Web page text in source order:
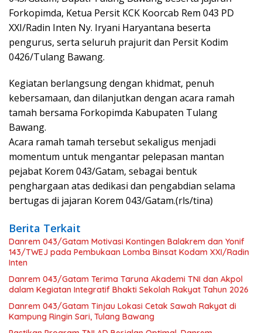
Forkopimda, Ketua Persit KCK Koorcab Rem 043 PD
XXI/Radin Inten Ny. Iryani Haryantana beserta
pengurus, serta seluruh prajurit dan Persit Kodim
0426/Tulang Bawang.
Kegiatan berlangsung dengan khidmat, penuh
kebersamaan, dan dilanjutkan dengan acara ramah
tamah bersama Forkopimda Kabupaten Tulang
Bawang.
Acara ramah tamah tersebut sekaligus menjadi
momentum untuk mengantar pelepasan mantan
pejabat Korem 043/Gatam, sebagai bentuk
penghargaan atas dedikasi dan pengabdian selama
bertugas di jajaran Korem 043/Gatam.(rls/tina)
Berita Terkait
Danrem 043/Gatam Motivasi Kontingen Balakrem dan Yonif
143/TWEJ pada Pembukaan Lomba Binsat Kodam XXI/Radin
Inten
Danrem 043/Gatam Terima Taruna Akademi TNI dan Akpol
dalam Kegiatan Integratif Bhakti Sekolah Rakyat Tahun 2026
Danrem 043/Gatam Tinjau Lokasi Cetak Sawah Rakyat di
Kampung Ringin Sari, Tulang Bawang